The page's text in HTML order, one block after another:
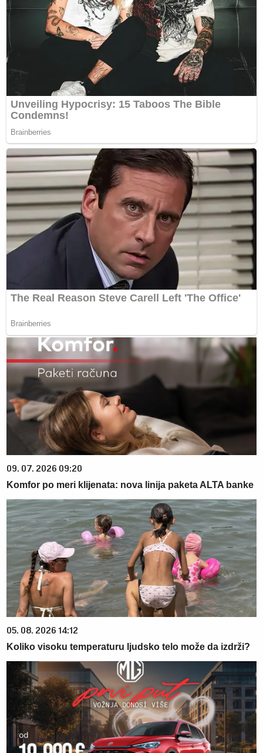
09. 07. 2026 09:20
Komfor po meri klijenata: nova linija paketa ALTA banke
05. 08. 2026 14:12
Koliko visoku temperaturu ljudsko telo može da izdrži?